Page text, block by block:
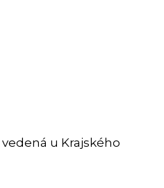
vedená u Krajského